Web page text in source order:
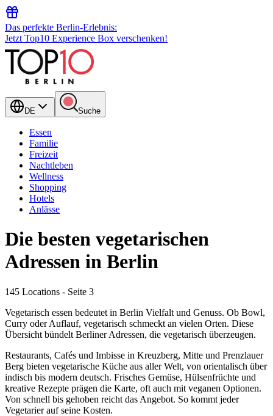
Das perfekte Berlin-Erlebnis:
Jetzt Top10 Experience Box verschenken!
DE Suche
Essen
Familie
Freizeit
Nachtleben
Wellness
Shopping
Hotels
Anlässe
Die besten vegetarischen
Adressen in Berlin
145 Locations - Seite 3
Vegetarisch essen bedeutet in Berlin Vielfalt und Genuss. Ob Bowl,
Curry oder Auflauf, vegetarisch schmeckt an vielen Orten. Diese
Übersicht bündelt Berliner Adressen, die vegetarisch überzeugen.
Restaurants, Cafés und Imbisse in Kreuzberg, Mitte und Prenzlauer
Berg bieten vegetarische Küche aus aller Welt, von orientalisch über
indisch bis modern deutsch. Frisches Gemüse, Hülsenfrüchte und
kreative Rezepte prägen die Karte, oft auch mit veganen Optionen.
Von schnell bis gehoben reicht das Angebot. So kommt jeder
Vegetarier auf seine Kosten.